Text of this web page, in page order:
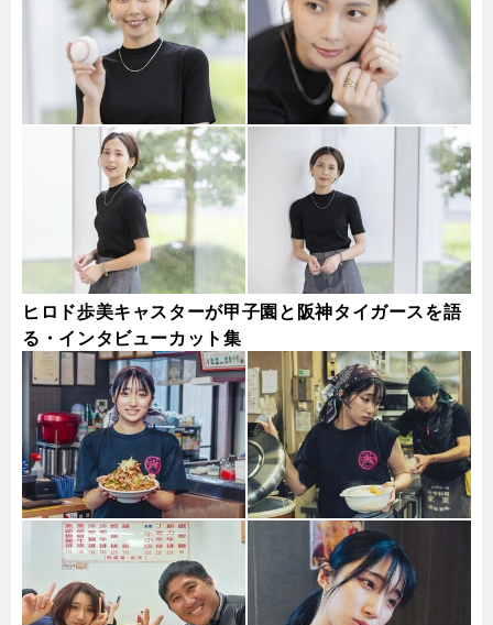
ヒロド歩美キャスターが甲子園と阪神タイガースを語
る・インタビューカット集